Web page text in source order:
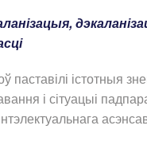
паставілі істотныя
і сітуацыі